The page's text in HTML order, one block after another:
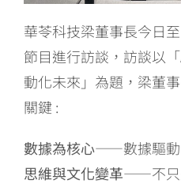
華苓科技梁董事長今日
節目進行訪談，訪談以
動化未來」為題，梁董
關鍵 :
數據為核心——數據驅動
思維與文化變革——不只